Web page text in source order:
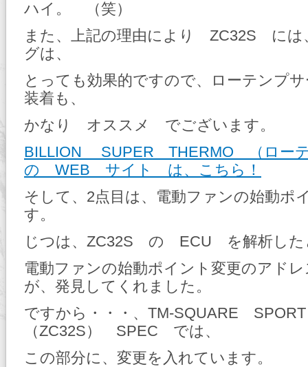
ハイ。 （笑）
また、上記の理由により ZC32S には
グは、
とっても効果的ですので、ローテンプ
装着も、
かなり オススメ でございます。
BILLION SUPER THERMO （ロー
の WEB サイト は、こちら！
そして、2点目は、電動ファンの始動ポ
す。
じつは、ZC32S の ECU を解析した
電動ファンの始動ポイント変更のアド
が、発見してくれました。
ですから・・・、TM-SQUARE
（ZC32S） SPEC では、
この部分に、変更を入れています。